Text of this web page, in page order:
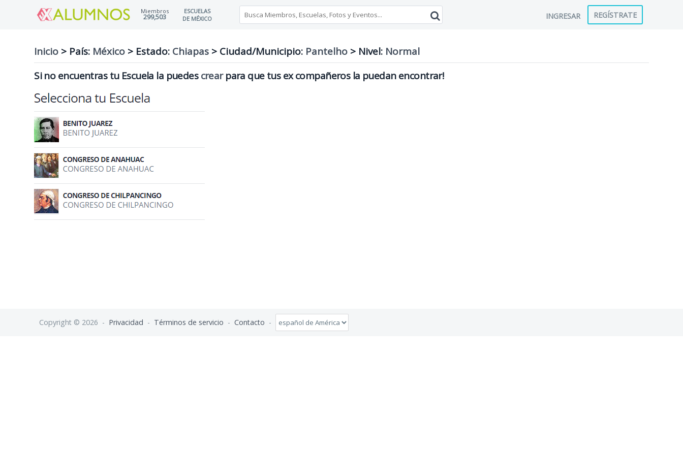
Miembros
299,503
ESCUELAS
DE MÉXICO
INGRESAR REGÍSTRATE
Inicio > País: México > Estado: Chiapas > Ciudad/Municipio: Pantelho > Nivel: Normal
Si no encuentras tu Escuela la puedescrearpara que tus ex compañeros la puedan encontrar!
Copyright © 2026 - Privacidad - Términos de servicio -Contacto -